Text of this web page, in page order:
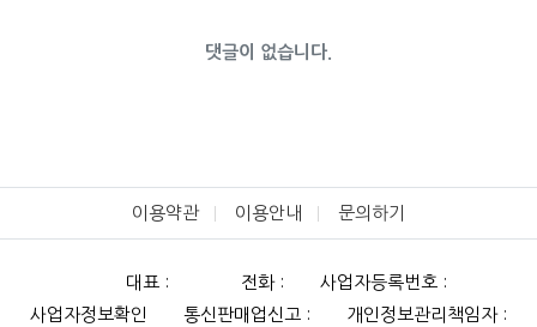
댓글이 없습니다.
이용약관 이용안내 문의하기
대표 : 전화 :
사업자등록번호 :
사업자정보확인
통신판매업신고 :
개인정보관리책임자 :